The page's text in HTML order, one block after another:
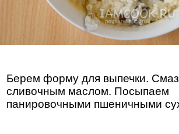
Берем форму для выпечки.
сливочным маслом. Посыпаем
панировочными пшеничными